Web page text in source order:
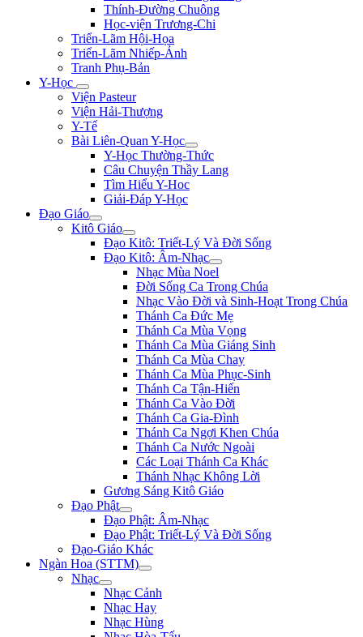
Thính-Đường Chuông
Học-viện Trương-Chi
Triển-Lãm Hội-Họa
Triển-Lãm Nhiếp-Ảnh
Tranh Phụ-Bản
Y-Học
Viện Pasteur
Viện Hải-Thượng
Y-Tế
Bài Liên-Quan Y-Học
Y-Học Thường-Thức
Câu Chuyện Thầy Lang
Tìm Hiểu Y-Hoc
Giải-Đáp Y-Học
Đạo Giáo
Kitô Giáo
Đạo Kitô: Triết-Lý Và Đời Sống
Đạo Kitô: Âm-Nhạc
Nhạc Mùa Noel
Đời Sống Ca Trong Chúa
Nhạc Vào Đời và Sinh-Hoạt Trong Chúa
Thánh Ca Đức Mẹ
Thánh Ca Mùa Vọng
Thánh Ca Mùa Giáng Sinh
Thánh Ca Mùa Chay
Thánh Ca Mùa Phục-Sinh
Thánh Ca Tận-Hiến
Thánh Ca Vào Đời
Thánh Ca Gia-Đình
Thánh Ca Ngợi Khen Chúa
Thánh Ca Nước Ngoài
Các Loại Thánh Ca Khác
Thánh Nhạc Không Lời
Gương Sáng Kitô Giáo
Đạo Phật
Đạo Phật: Âm-Nhạc
Đạo Phật: Triết-Lý Và Đời Sống
Đạo-Giáo Khác
Ngàn Hoa (STTM)
Nhạc
Nhạc Cảnh
Nhạc Hay
Nhạc Hùng